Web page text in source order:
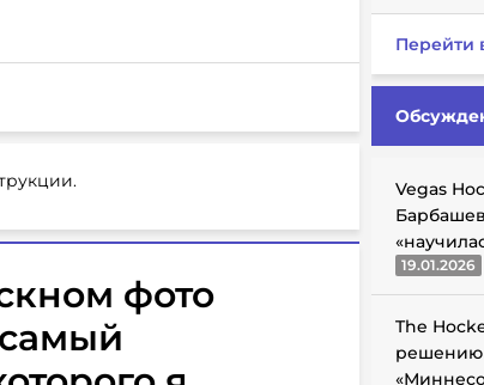
фото
Перейти
Vegas
19.01.2026
The
решению